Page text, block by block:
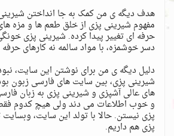
هدف دیگه ی من کمک به جا انداختن
مفهوم شیرینی پزی از خلق طعم ها و مزه
حرفه ای تغییر پیدا کرده. شیرینی پزی
دسر خوشمزه، با مواد سالمه نه کارهای
دلیل دیگه ی من برای نوشتن این سایت،
شیرینی پزی، بین سایت های فارسی زبون
های عالی آشپزی و شیرینی پزی به زبان
و خوب اطلاعات می دند ولی هیچ کدوم
پزی نیستن. حالا با تولد این سایت،
پزی هم داریم.